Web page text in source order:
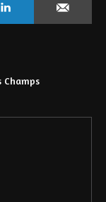
Champs